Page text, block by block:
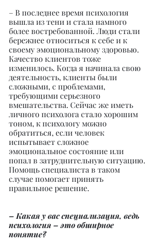
– В последнее время психология
вышла из тени и стала намного
более востребованной. Люди стали
бережнее относиться к себе и к
своему эмоциональному здоровью.
Качество клиентов тоже
изменилось. Когда я начинала свою
деятельность, клиенты были
сложными, с проблемами,
требующими серьезного
вмешательства. Сейчас же иметь
личного психолога стало хорошим
тоном, к психологу можно
обратиться, если человек
испытывает сложное
эмоциональное состояние или
попал в затруднительную ситуацию.
Помощь специалиста в таком
случае помогает принять
правильное решение.
– Какая у вас специализация, ведь
психология – это обширное
понятие?